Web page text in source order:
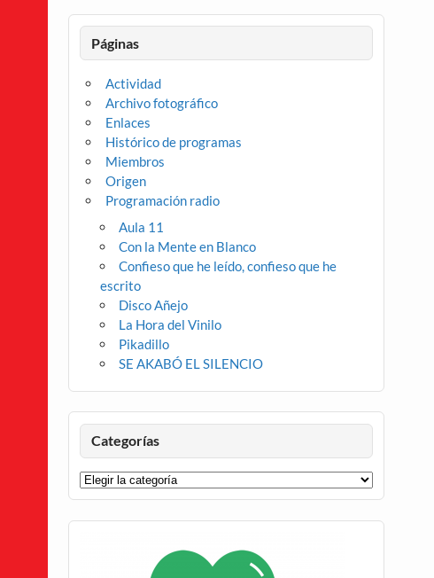
Páginas
Actividad
Archivo fotográfico
Enlaces
Histórico de programas
Miembros
Origen
Programación radio
Aula 11
Con la Mente en Blanco
Confieso que he leído, confieso que he
escrito
Disco Añejo
La Hora del Vinilo
Pikadillo
SE AKABÓ EL SILENCIO
Categorías
Categorías